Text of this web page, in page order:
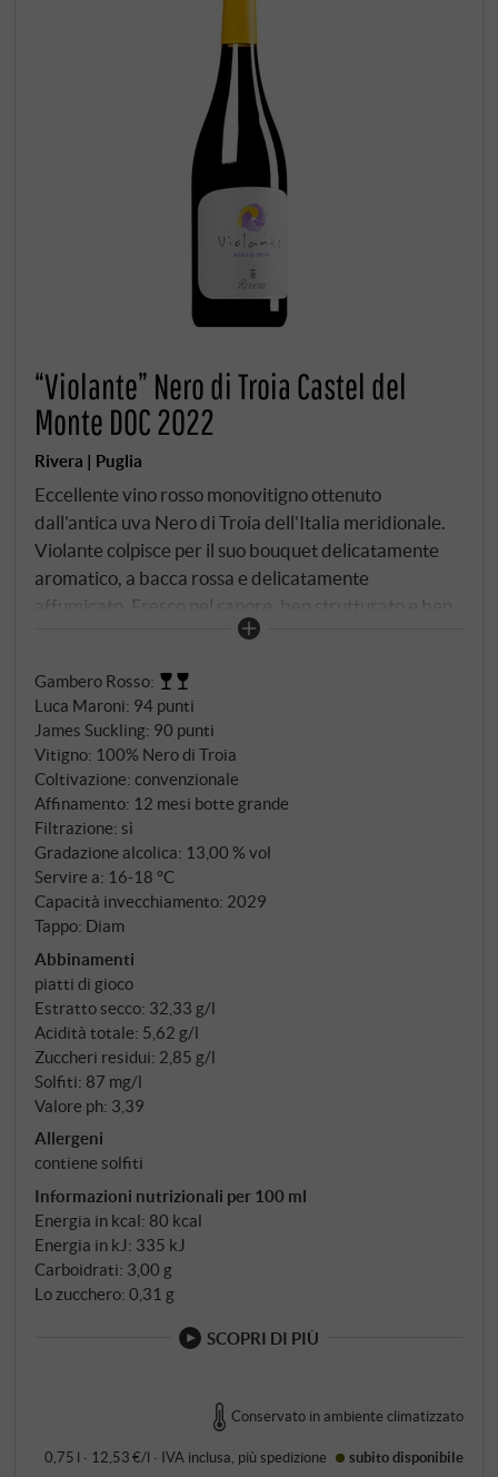
“Violante” Nero di Troia Castel del
Monte DOC 2022
Rivera | Puglia
Eccellente vino rosso monovitigno ottenuto
dall'antica uva Nero di Troia dell'Italia meridionale.
Violante colpisce per il suo bouquet delicatamente
aromatico, a bacca rossa e delicatamente
affumicato. Fresco nel sapore, ben strutturato e ben
bilanciato tra frutta e acidità, è un ottimo
giorni di grande valore.
Gambero Rosso:
Luca Maroni: 94 punti
James Suckling: 90 punti
Vitigno: 100% Nero di Troia
Coltivazione: convenzionale
Affinamento: 12 mesi botte grande
Filtrazione: sì
Gradazione alcolica: 13,00 % vol
Servire a: 16‑18 °C
Capacità invecchiamento: 2029
Tappo: Diam
Abbinamenti
piatti di gioco
Estratto secco: 32,33 g/l
Acidità totale: 5,62 g/l
Zuccheri residui: 2,85 g/l
Solfiti: 87 mg/l
Valore ph: 3,39
Allergeni
contiene solfiti
Informazioni nutrizionali per 100 ml
Energia in kcal: 80 kcal
Energia in kJ: 335 kJ
Carboidrati: 3,00 g
Lo zucchero: 0,31 g
SCOPRI DI PIÙ
Conservato in ambiente climatizzato
0,75 l · 12,53 €/l · IVA inclusa , piùspedizione subito disponibile